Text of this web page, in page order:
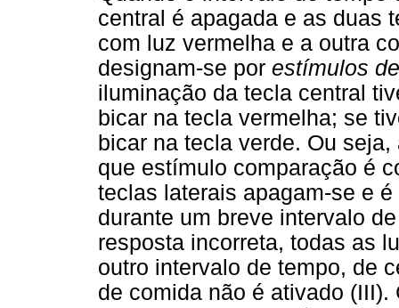
central é apagada e as duas
com luz vermelha e a outra
designam-se por estímulos
iluminação da tecla central
bicar na tecla vermelha; se
bicar na tecla verde. Ou
que estímulo comparação é
teclas laterais apagam-se e
durante um breve intervalo
resposta incorreta, todas as
outro intervalo de tempo, de
de comida não é ativado